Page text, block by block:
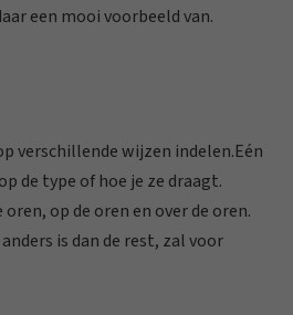
een mooi voorbeeld van.
verschillende wijzen indelen.Eén
de type of hoe je ze draagt.
op de oren en over de oren.
is dan de rest, zal voor